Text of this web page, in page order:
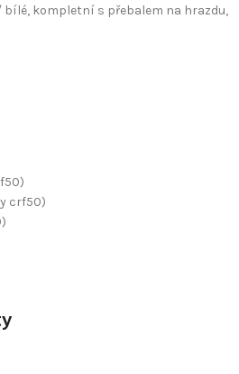
bílé, kompletní s přebalem na hrazdu,
crf50)